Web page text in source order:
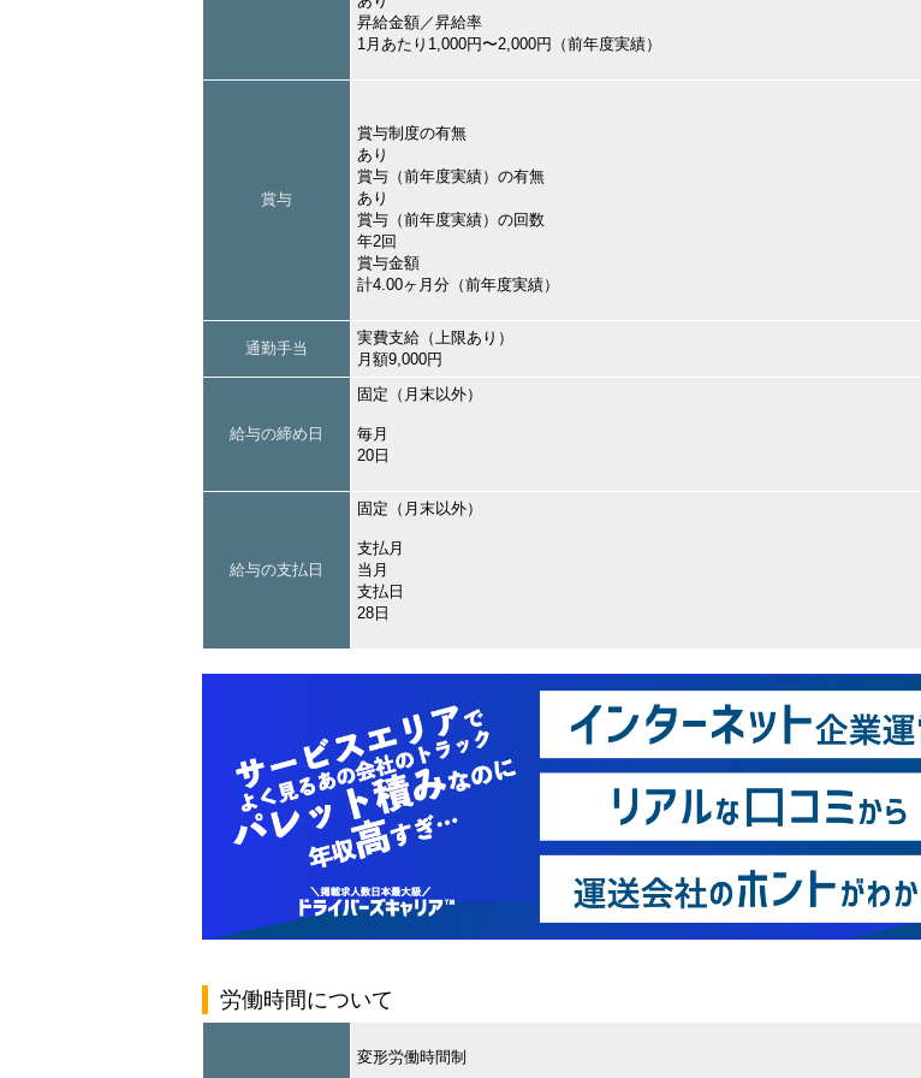
昇給金額／昇給率
1月あたり1,000円〜2,000円（前年度実績）
賞与
賞与制度の有無
あり
賞与（前年度実績）の有無
あり
賞与（前年度実績）の回数
年2回
賞与金額
計4.00ヶ月分（前年度実績）
通勤手当
実費支給（上限あり）
月額9,000円
給与の締め日
固定（月末以外）
毎月
20日
給与の支払日
固定（月末以外）
支払月
当月
支払日
28日
労働時間について
変形労働時間制